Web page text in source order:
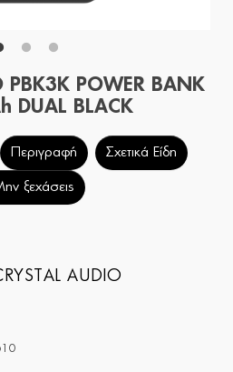
PBK3K POWER BANK
DUAL BLACK
Περιγραφή Σχετικά Είδη
ξεχάσεις
AUDIO